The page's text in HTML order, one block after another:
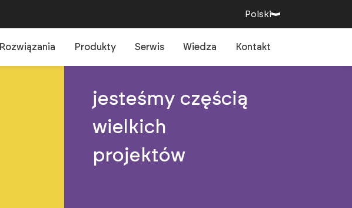
Polski
Rozwiązania Produkty Serwis Wiedza Kontakt
jesteśmy częścią
wielkich
projektów